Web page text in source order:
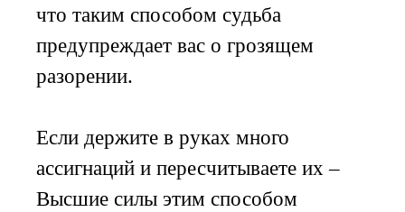
что таким способом судьба
предупреждает вас о грозящем
разорении.
Если держите в руках много
ассигнаций и пересчитываете их –
Высшие силы этим способом